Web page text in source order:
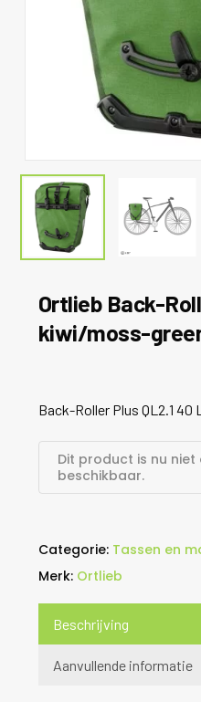
Ortlieb Back-
kiwi/moss-
Back-Roller Plus QL2.1
Dit product is nu
beschikbaar.
Categorie: Tassen en
Merk: Ortlieb
Beschrijving
Aanvullende informatie